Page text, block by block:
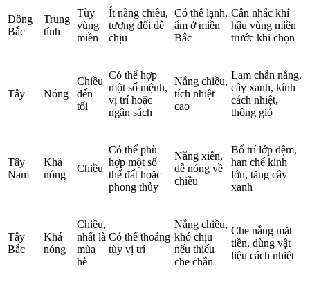
Đông
Bắc
Trung
tính
Tùy
vùng
miền
Ít nắng chiều,
tương đối dễ
chịu
Có thể lạnh,
ẩm ở miền
Bắc
Cân nhắc khí
hậu vùng miền
trước khi chọn
Tây Nóng
Chiều
đến
tối
Có thể hợp
một số mệnh,
vị trí hoặc
ngân sách
Nắng chiều,
tích nhiệt
cao
Lam chắn nắng,
cây xanh, kính
cách nhiệt,
thông gió
Tây
Nam
Khá
nóng
Chiều
Có thể phù
hợp một số
thế đất hoặc
phong thủy
Nắng xiên,
dễ nóng về
chiều
Bố trí lớp đệm,
hạn chế kính
lớn, tăng cây
xanh
Tây
Bắc
Khá
nóng
Chiều,
nhất là
mùa
hè
Có thể thoáng
tùy vị trí
Nắng chiều,
khó chịu
nếu thiếu
che chắn
Che nắng mặt
tiền, dùng vật
liệu cách nhiệt